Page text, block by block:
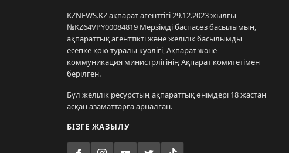
KZNEWS.KZ ақпарат агенттігі 29.12.2023 жылғы
№KZ64VPY00084819 Мерзімді баспасөз басылымын,
ақпараттық агенттікті және желілік басылымды
есепке қою туралы куәлігі, Ақпарат және
коммуникация министрлігінің Ақпарат комитетімен
берілген.
Бұл желілік ресурстың ақпараттық өнімдері 18 жастан
асқан азаматтарға арналған.
БІЗГЕ ЖАЗЫЛУ